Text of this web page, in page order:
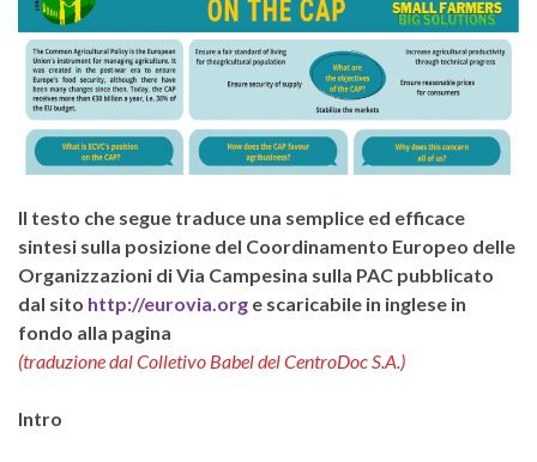
Il testo che segue traduce una semplice ed efficace
sintesi sulla posizione del Coordinamento Europeo delle
Organizzazioni di Via Campesina sulla PAC pubblicato
dal sito http://eurovia.org e scaricabile in inglese in
fondo alla pagina
(traduzione dal Colletivo Babel del CentroDoc S.A.)
Intro